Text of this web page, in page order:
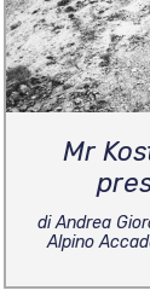
Mr
di Andrea
Alpino